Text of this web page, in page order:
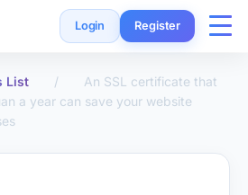
Login Register
List /
An SSL certificate that
a year can save your website